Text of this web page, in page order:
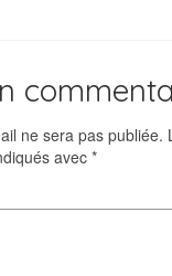
ne sera pas publiée.
avec *